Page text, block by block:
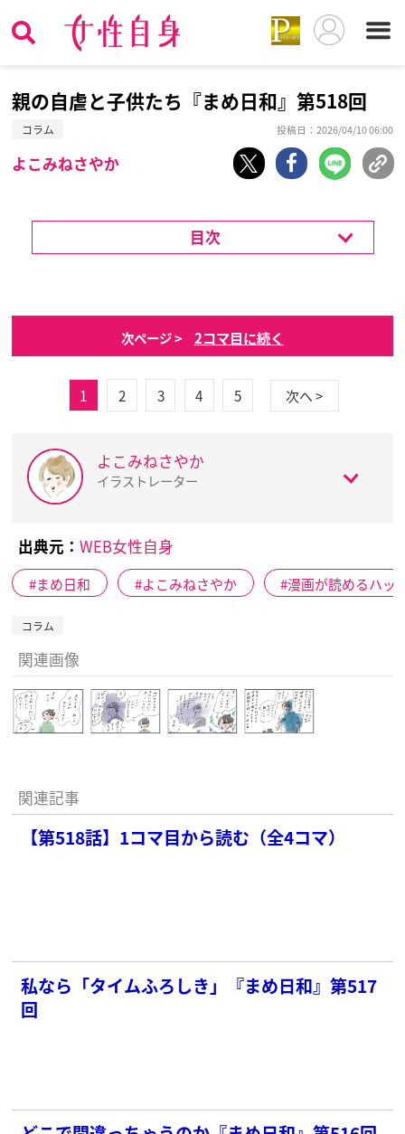
親の自虐と子供たち『まめ日和』第518回
コラム 投稿日：2026/04/10 06:00
よこみねさやか
目次
次ページ > 2コマ目に続く
1 2 3 4 5 次へ >
よこみねさやか
イラストレーター
出典元： WEB女性自身
まめ日和 よこみねさやか 漫画が読めるハッ
コラム
関連画像
関連記事
【第518話】1コマ目から読む（全4コマ）
私なら「タイムふろしき」『まめ日和』第517
回